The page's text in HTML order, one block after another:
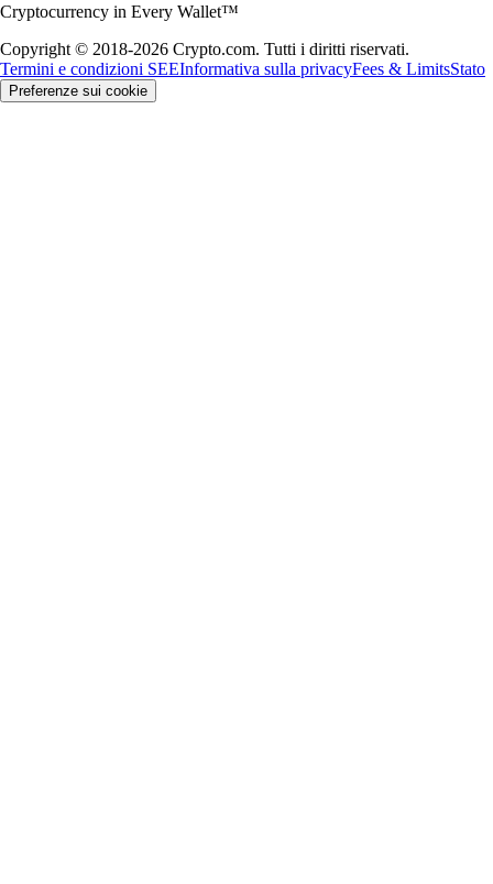
Cryptocurrency in Every Wallet™
Copyright © 2018-2026 Crypto.com. Tutti i diritti riservati.
Termini e condizioni SEEInformativa sulla privacyFees & LimitsStato
Preferenze sui cookie